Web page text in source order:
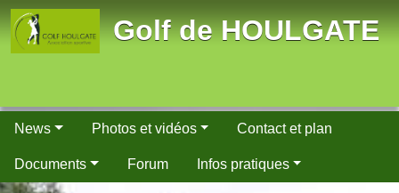
Golf de HOULGATE
News Photos et vidéos Contact et plan
Documents Forum Infos pratiques
Panneau de gestion des cookies